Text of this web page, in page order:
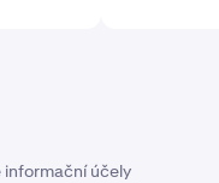
účely